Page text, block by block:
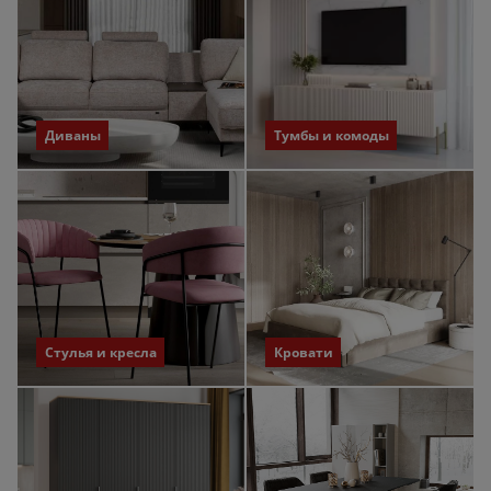
Диваны Тумбы и комоды
Стулья и кресла Кровати